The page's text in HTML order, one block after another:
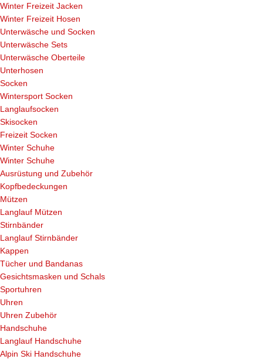
Winter Freizeit Jacken
Winter Freizeit Hosen
Unterwäsche und Socken
Unterwäsche Sets
Unterwäsche Oberteile
Unterhosen
Socken
Wintersport Socken
Langlaufsocken
Skisocken
Freizeit Socken
Winter Schuhe
Winter Schuhe
Ausrüstung und Zubehör
Kopfbedeckungen
Mützen
Langlauf Mützen
Stirnbänder
Langlauf Stirnbänder
Kappen
Tücher und Bandanas
Gesichtsmasken und Schals
Sportuhren
Uhren
Uhren Zubehör
Handschuhe
Langlauf Handschuhe
Alpin Ski Handschuhe